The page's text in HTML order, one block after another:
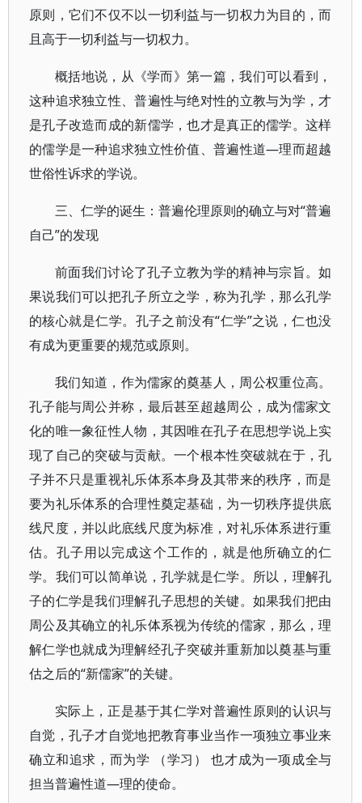
原则，它们不仅不以一切利益与一切权力为目的，而
且高于一切利益与一切权力。
概括地说，从《学而》第一篇，我们可以看到，
这种追求独立性、普遍性与绝对性的立教与为学，才
是孔子改造而成的新儒学，也才是真正的儒学。这样
的儒学是一种追求独立性价值、普遍性道—理而超越
世俗性诉求的学说。
三、仁学的诞生：普遍伦理原则的确立与对“普遍
自己”的发现
前面我们讨论了孔子立教为学的精神与宗旨。如
果说我们可以把孔子所立之学，称为孔学，那么孔学
的核心就是仁学。孔子之前没有“仁学”之说，仁也没
有成为更重要的规范或原则。
我们知道，作为儒家的奠基人，周公权重位高。
孔子能与周公并称，最后甚至超越周公，成为儒家文
化的唯一象征性人物，其因唯在孔子在思想学说上实
现了自己的突破与贡献。一个根本性突破就在于，孔
子并不只是重视礼乐体系本身及其带来的秩序，而是
要为礼乐体系的合理性奠定基础，为一切秩序提供底
线尺度，并以此底线尺度为标准，对礼乐体系进行重
估。孔子用以完成这个工作的，就是他所确立的仁
学。我们可以简单说，孔学就是仁学。所以，理解孔
子的仁学是我们理解孔子思想的关键。如果我们把由
周公及其确立的礼乐体系视为传统的儒家，那么，理
解仁学也就成为理解经孔子突破并重新加以奠基与重
估之后的“新儒家”的关键。
实际上，正是基于其仁学对普遍性原则的认识与
自觉，孔子才自觉地把教育事业当作一项独立事业来
确立和追求，而为学 （学习） 也才成为一项成全与
担当普遍性道—理的使命。